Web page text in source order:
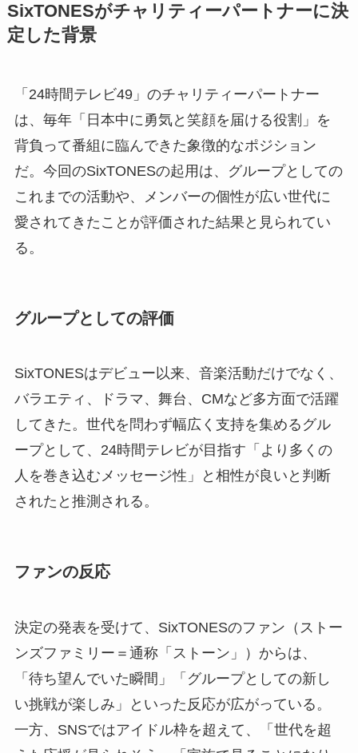
SixTONESがチャリティーパートナーに決
定した背景
「24時間テレビ49」のチャリティーパートナー
は、毎年「日本中に勇気と笑顔を届ける役割」を
背負って番組に臨んできた象徴的なポジション
だ。今回のSixTONESの起用は、グループとしての
これまでの活動や、メンバーの個性が広い世代に
愛されてきたことが評価された結果と見られてい
る。
グループとしての評価
SixTONESはデビュー以来、音楽活動だけでなく、
バラエティ、ドラマ、舞台、CMなど多方面で活躍
してきた。世代を問わず幅広く支持を集めるグル
ープとして、24時間テレビが目指す「より多くの
人を巻き込むメッセージ性」と相性が良いと判断
されたと推測される。
ファンの反応
決定の発表を受けて、SixTONESのファン（ストー
ンズファミリー＝通称「ストーン」）からは、
「待ち望んでいた瞬間」「グループとしての新し
い挑戦が楽しみ」といった反応が広がっている。
一方、SNSではアイドル枠を超えて、「世代を超